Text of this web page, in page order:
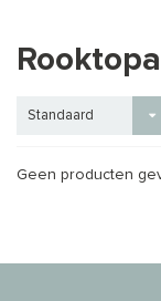
Standaard
Geen producten